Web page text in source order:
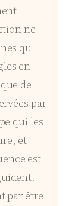
ne
qui
en
de
par
qui les
et
est
par être